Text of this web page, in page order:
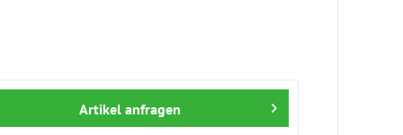
Artikel anfragen